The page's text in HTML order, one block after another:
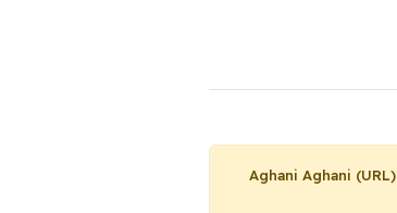
Aghani Aghani (URL)